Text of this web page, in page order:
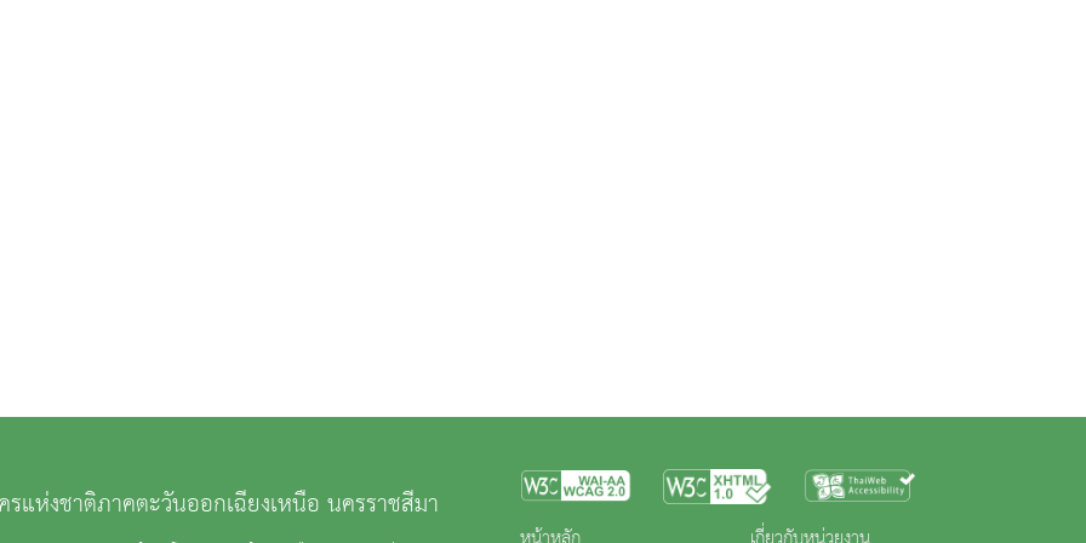
รแห่งชาติภาคตะวันออกเฉียงเหนือ นครราชสีมา